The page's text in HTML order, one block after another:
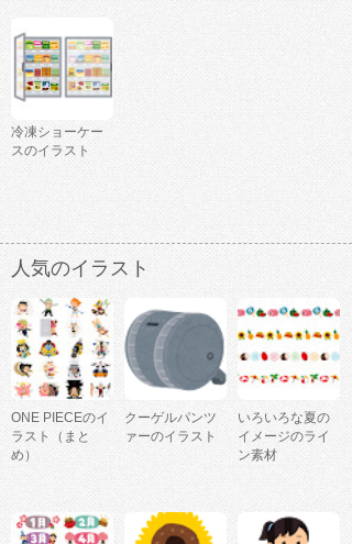
冷凍ショーケー
スのイラスト
人気のイラスト
ONE PIECEのイ
ラスト（まと
め）
クーゲルパンツ
ァーのイラスト
いろいろな夏の
イメージのライ
ン素材